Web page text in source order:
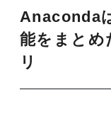
Anaconda
能をまとめ
リ